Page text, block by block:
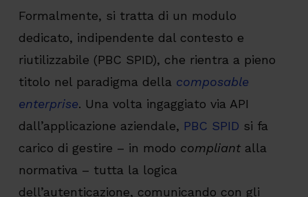
Formalmente, si tratta di un modulo
dedicato, indipendente dal contesto e
riutilizzabile (PBC SPID), che rientra a pieno
titolo nel paradigma della composable
enterprise. Una volta ingaggiato via API
dall’applicazione aziendale, PBC SPID si fa
carico di gestire – in modo compliantalla
normativa – tutta la logica
dell’autenticazione, comunicando con gli